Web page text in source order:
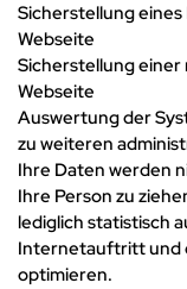
Sicherstellung
Webseite
Sicherstellung
Webseite
Auswertung der
zu weiteren
Ihre Daten werden
Ihre Person zu
lediglich statistisch
Internetauftritt und
optimieren.